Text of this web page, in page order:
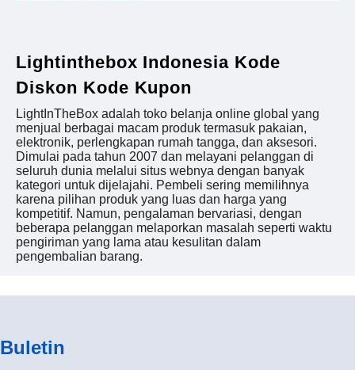
Lightinthebox Indonesia Kode
Diskon Kode Kupon
LightInTheBox adalah toko belanja online global yang
menjual berbagai macam produk termasuk pakaian,
elektronik, perlengkapan rumah tangga, dan aksesori.
Dimulai pada tahun 2007 dan melayani pelanggan di
seluruh dunia melalui situs webnya dengan banyak
kategori untuk dijelajahi. Pembeli sering memilihnya
karena pilihan produk yang luas dan harga yang
kompetitif. Namun, pengalaman bervariasi, dengan
beberapa pelanggan melaporkan masalah seperti waktu
pengiriman yang lama atau kesulitan dalam
pengembalian barang.
Buletin